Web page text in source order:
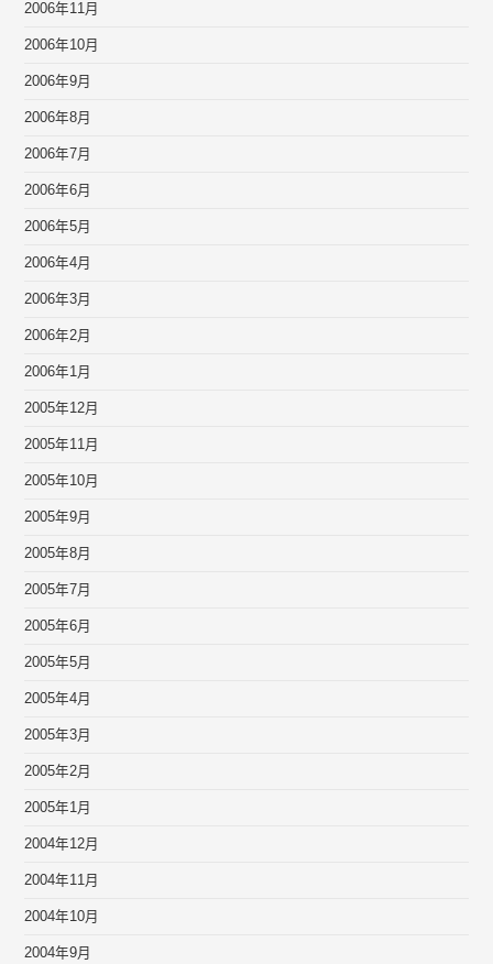
2006年11月
2006年10月
2006年9月
2006年8月
2006年7月
2006年6月
2006年5月
2006年4月
2006年3月
2006年2月
2006年1月
2005年12月
2005年11月
2005年10月
2005年9月
2005年8月
2005年7月
2005年6月
2005年5月
2005年4月
2005年3月
2005年2月
2005年1月
2004年12月
2004年11月
2004年10月
2004年9月